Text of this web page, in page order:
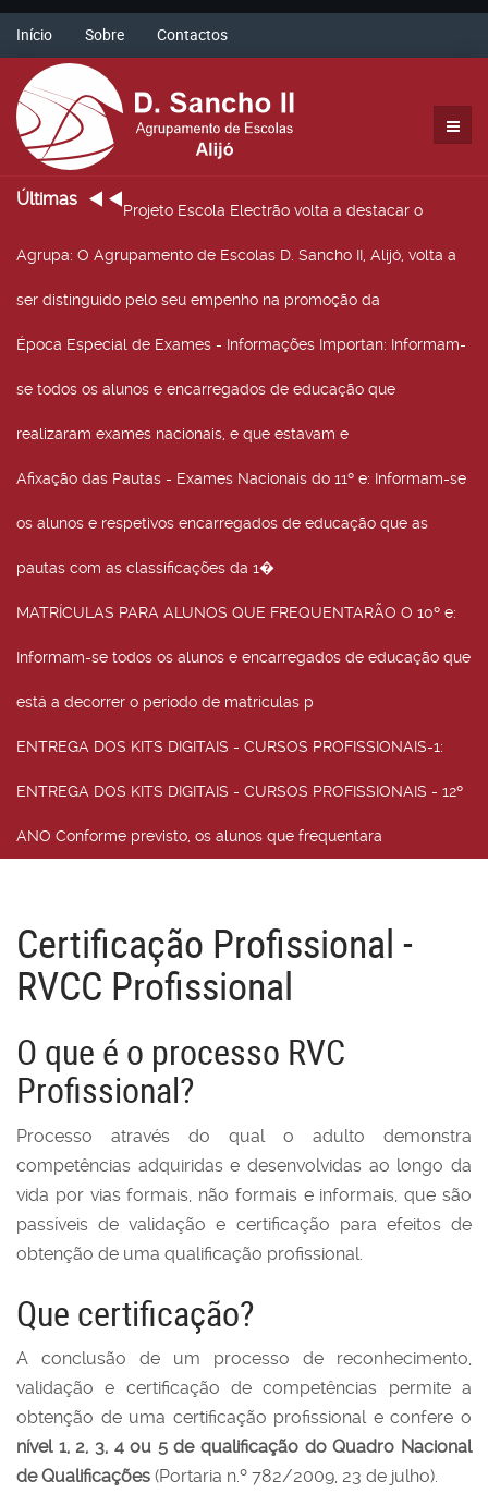
Início Sobre Contactos
Últimas
Projeto Escola Electrão volta a destacar o
Agrupa: O Agrupamento de Escolas D. Sancho II, Alijó, volta a
ser distinguido pelo seu empenho na promoção da
Época Especial de Exames - Informações Importan: Informam-
se todos os alunos e encarregados de educação que
realizaram exames nacionais, e que estavam e
Afixação das Pautas - Exames Nacionais do 11º e: Informam-se
os alunos e respetivos encarregados de educação que as
pautas com as classificações da 1�
MATRÍCULAS PARA ALUNOS QUE FREQUENTARÃO O 10º e:
Informam-se todos os alunos e encarregados de educação que
está a decorrer o período de matrículas p
ENTREGA DOS KITS DIGITAIS - CURSOS PROFISSIONAIS-1:
ENTREGA DOS KITS DIGITAIS - CURSOS PROFISSIONAIS - 12º
ANO Conforme previsto, os alunos que frequentara
Certificação Profissional -
RVCC Profissional
O que é o processo RVC
Profissional?
Processo através do qual o adulto demonstra
competências adquiridas e desenvolvidas ao longo da
vida por vias formais, não formais e informais, que são
passíveis de validação e certificação para efeitos de
obtenção de uma qualificação profissional.
Que certificação?
A conclusão de um processo de reconhecimento,
validação e certificação de competências permite a
obtenção de uma certificação profissional e confere o
nível 1, 2, 3, 4 ou 5 de qualificação do Quadro Nacional
de Qualificações (Portaria n.º 782/2009, 23 de julho).